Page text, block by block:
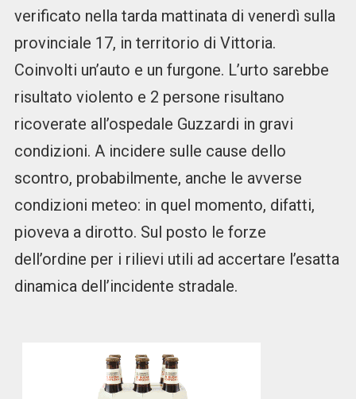
verificato nella tarda mattinata di venerdì sulla
provinciale 17, in territorio di Vittoria.
Coinvolti un’auto e un furgone. L’urto sarebbe
risultato violento e 2 persone risultano
ricoverate all’ospedale Guzzardi in gravi
condizioni. A incidere sulle cause dello
scontro, probabilmente, anche le avverse
condizioni meteo: in quel momento, difatti,
pioveva a dirotto. Sul posto le forze
dell’ordine per i rilievi utili ad accertare l’esatta
dinamica dell’incidente stradale.